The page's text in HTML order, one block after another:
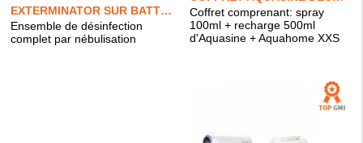
EXTERMINATOR SUR BATTERIE + 20L AQUASINE PRO
Ensemble de désinfection
complet par nébulisation
Coffret comprenant: spray
100ml + recharge 500ml
d'Aquasine + Aquahome XXS